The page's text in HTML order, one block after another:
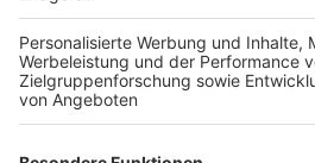
TOP-PARTNER